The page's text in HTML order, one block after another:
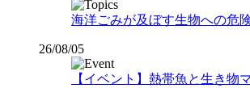
海洋ごみが及ぼす生物への危
26/08/05
【イベント】熱帯魚と生き物